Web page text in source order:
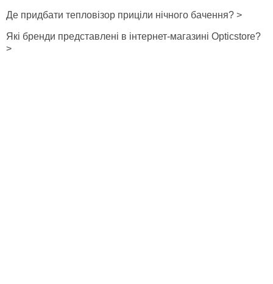
Де придбати тепловізор приціли нічного бачення? >
Які бренди представлені в інтернет-магазині Opticstore?
>